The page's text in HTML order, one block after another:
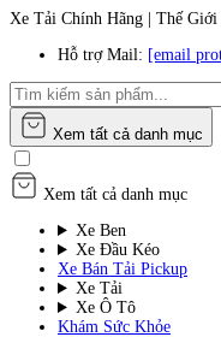
Xe Tải Chính Hãng | Thế
Hỗ trợ Mail: [email
Xem tất cả danh mục
Xem tất cả danh mục
Xe Ben
Xe Đầu Kéo
Xe Bán Tải Pickup
Xe Tải
Xe Ô Tô
Khám Sức Khỏe